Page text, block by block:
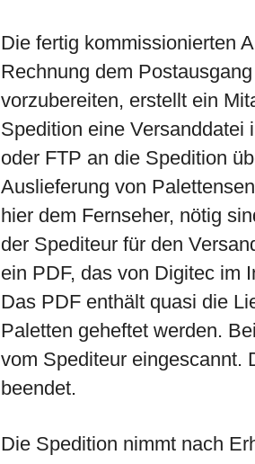
Die fertig kommissionierten
Rechnung dem
vorzubereiten, erstellt ein
Spedition eine Versanddatei
oder FTP an die Spedition
Auslieferung von
hier dem Fernseher, nötig
der Spediteur für den
ein PDF, das von Digitec im
Das PDF enthält quasi die
Paletten geheftet werden.
vom Spediteur eingescannt.
beendet.
Die Spedition nimmt nach